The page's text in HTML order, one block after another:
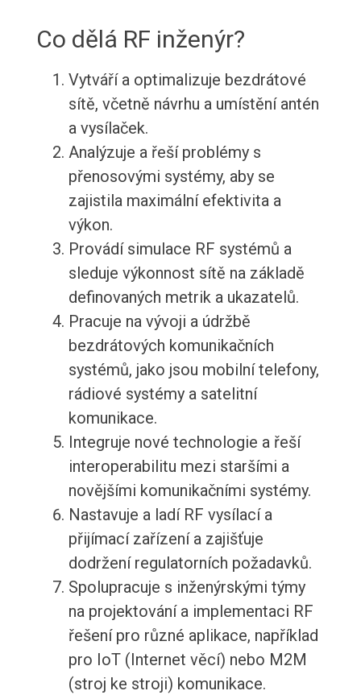
Co dělá RF inženýr?
Vytváří a optimalizuje bezdrátové
sítě, včetně návrhu a umístění antén
a vysílaček.
Analýzuje a řeší problémy s
přenosovými systémy, aby se
zajistila maximální efektivita a
výkon.
Provádí simulace RF systémů a
sleduje výkonnost sítě na základě
definovaných metrik a ukazatelů.
Pracuje na vývoji a údržbě
bezdrátových komunikačních
systémů, jako jsou mobilní telefony,
rádiové systémy a satelitní
komunikace.
Integruje nové technologie a řeší
interoperabilitu mezi staršími a
novějšími komunikačními systémy.
Nastavuje a ladí RF vysílací a
přijímací zařízení a zajišťuje
dodržení regulatorních požadavků.
Spolupracuje s inženýrskými týmy
na projektování a implementaci RF
řešení pro různé aplikace, například
pro IoT (Internet věcí) nebo M2M
(stroj ke stroji) komunikace.